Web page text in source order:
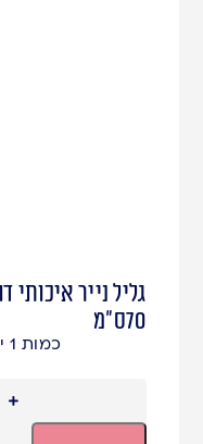
גליל נייר
70ס"מ
כמות 1 יחידות